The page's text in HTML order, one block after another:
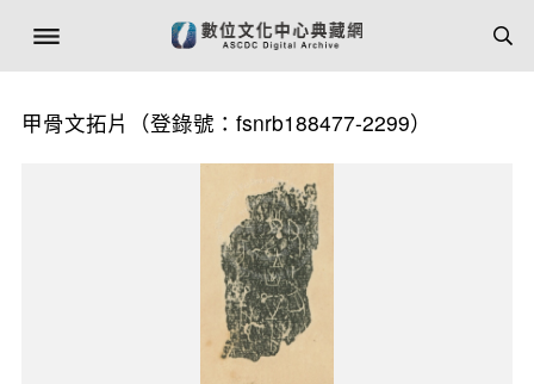
甲骨文拓片（登錄號：fsnrb188477-2299）